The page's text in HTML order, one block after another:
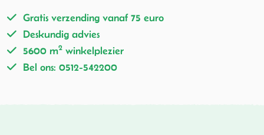
Gratis verzending vanaf 75 euro
Deskundig advies
5600 m2 winkelplezier
Bel ons: 0512-542200